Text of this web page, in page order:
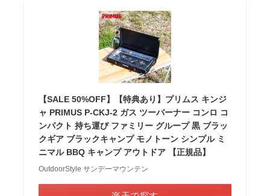
【SALE 50%OFF】【特典あり】プリムス キンジ
ャ PRIMUS P-CKJ-2 ガス ツーバーナー コンロ コ
ンパクト 持ち運び ファミリー グループ 黒 ブラッ
クギア ブラックキャンプ モノトーン シンプル ミ
ニマル BBQ キャンプ アウトドア 【正規品】
OutdoorStyle サンデーマウンテン